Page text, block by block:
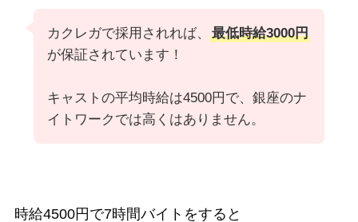
カクレガで採用されれば、
最低時給3000円
が保証されています！
キャストの平均時給は4500円で、銀座のナ
イトワークでは高くはありません。
時給4500円で7時間バイトをすると